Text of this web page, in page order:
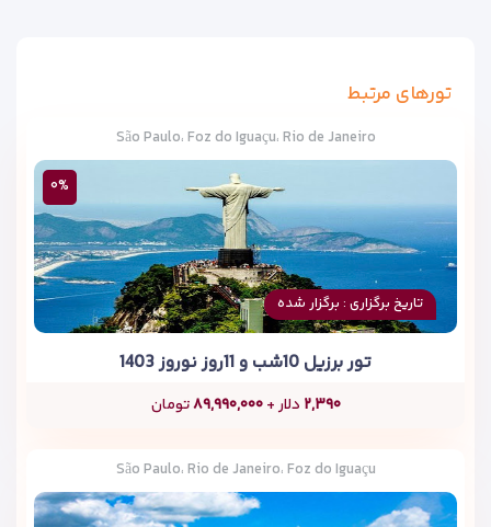
تورهای مرتبط
São Paulo، Foz do Iguaçu، Rio de Janeiro
تاریخ برگزاری : برگزار شده
تور برزیل 10شب و 11روز نوروز 1403
۲,۳۹۰ دلار +۸۹,۹۹۰,۰۰۰تومان
۰%
São Paulo، Rio de Janeiro، Foz do Iguaçu